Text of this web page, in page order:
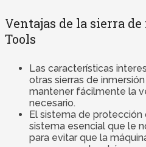
Ventajas de la sierra
Tools
Las características
otras sierras de
mantener fácilmente la
necesario.
El sistema de
sistema esencial que le
para evitar que la